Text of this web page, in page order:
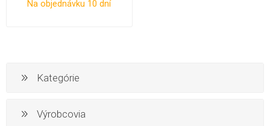
Na objednávku 10 dní
Kategórie
Výrobcovia